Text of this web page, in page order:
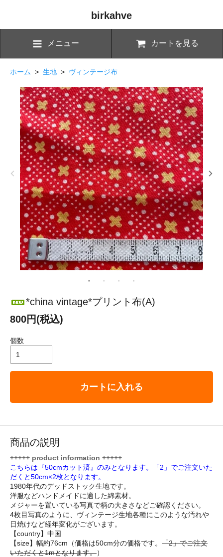
birkahve
メニュー カートを見る
ホーム > 生地 > ヴィンテージ布
*china vintage*プリント布(A)
800円(税込)
個数
カートに入れる
商品の説明
+++++ product information +++++
こちらは『50cmカット済』のみとなります。「2」でご注文いた
だくと50cm×2枚となります。
1980年代のデッドストック生地です。
洋服などハンドメイドに適した綿素材。
メジャーを置いている写真で柄の大きさなどご確認ください。
4枚目写真のように、ヴィンテージ生地各種にこのような汚れや
日焼けなど経年変化がございます。
【country】中国
【size】幅約76cm（価格は50cm分の価格です。 「2」でご注文
いただくと1mとなります。）